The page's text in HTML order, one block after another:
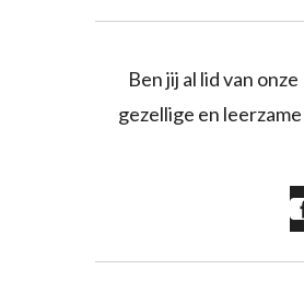
Ben jij al lid van
gezellige en